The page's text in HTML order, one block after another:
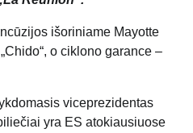
išoriniame Mayotte
o ciklono garance –
viceprezidentas
yra ES atokiausiuose